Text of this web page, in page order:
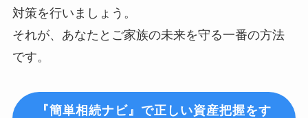
対策を行いましょう。
それが、あなたとご家族の未来を守る一番の方法
です。
『簡単相続ナビ』で正しい資産把握をす